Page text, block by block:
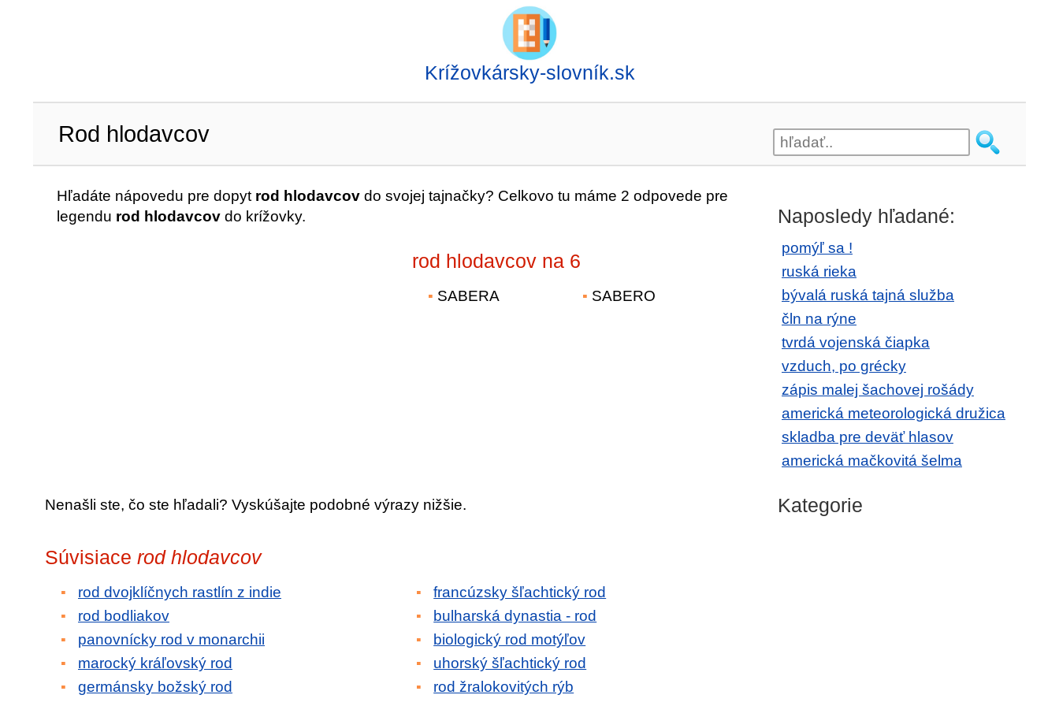
Krížovkársky-slovník.sk
Rod hlodavcov
Hľadáte nápovedu pre dopyt rod hlodavcov do svojej tajnačky? Celkovo tu máme 2 odpovede pre
legendu rod hlodavcov do krížovky.
rod hlodavcov na 6
SABERA SABERO
Nenašli ste, čo ste hľadali? Vyskúšajte podobné výrazy nižšie.
Súvisiace rod hlodavcov
rod dvojklíčnych rastlín z indie
rod bodliakov
panovnícky rod v monarchii
marocký kráľovský rod
germánsky božský rod
francúzsky šľachtický rod
bulharská dynastia - rod
biologický rod motýľov
uhorský šľachtický rod
rod žralokovitých rýb
Naposledy hľadané:
pomýľ sa !
ruská rieka
bývalá ruská tajná služba
čln na rýne
tvrdá vojenská čiapka
vzduch, po grécky
zápis malej šachovej rošády
americká meteorologická družica
skladba pre deväť hlasov
americká mačkovitá šelma
Kategorie